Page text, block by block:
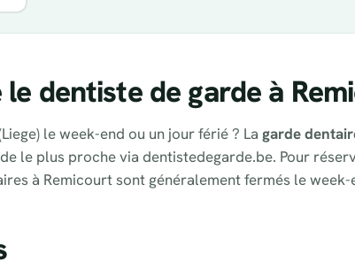
dentiste de garde à
le week-end ou un jour férié ? La garde
le plus proche via dentistedegarde.be. Pour
à Remicourt sont généralement fermés le week-